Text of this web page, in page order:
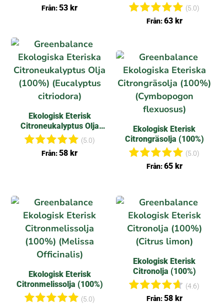
Betygsat
Från:53kr
Betygsat
(5.0)
Från:63 kr
Ekologisk Eterisk
Citroneukalyptus Olja
(100%)
Betygsat
(5.0)
Från:58kr
Ekologisk Eterisk
Citrongräsolja (100%)
Betygsat
(5.0)
Från:65 kr
Ekologisk Eterisk
Citronmelissolja (100%)
(5.0)
Ekologisk Eterisk
Citronolja (100%)
Betygsa
(4.6)
Från:58 kr